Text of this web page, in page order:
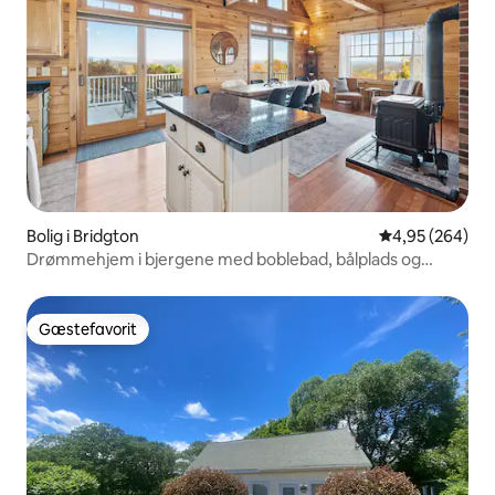
Bolig i Bridgton 4,95 ud af 5 i
4,95 (264)
Drømmehjem i bjergene med boblebad, bålplads og
Gæstefavorit
Gæstefavorit